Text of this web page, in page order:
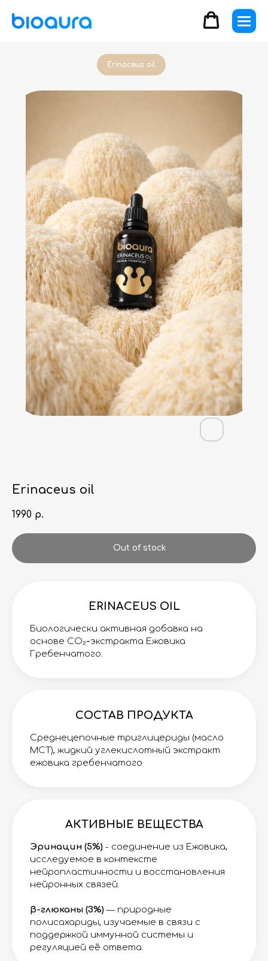
Erinaceus oil
Erinaceus oil
1990 р.
Out of stock
ERINACEUS OIL
Биологически активная добавка на
основе CO₂-экстракта Ежовика
Гребенчатого.
СОСТАВ ПРОДУКТА
Среднецепочные триглицериды (масло
МСТ), жидкий углекислотный экстракт
ежовика гребенчатого
АКТИВНЫЕ ВЕЩЕСТВА
Эринацин (5%) - соединение из Ежовика,
исследуемое в контексте
нейропластичности и восстановления
нейронных связей.
β-глюканы (3%)— природные
полисахариды, изучаемые в связи с
поддержкой иммунной системы и
регуляцией её ответа.